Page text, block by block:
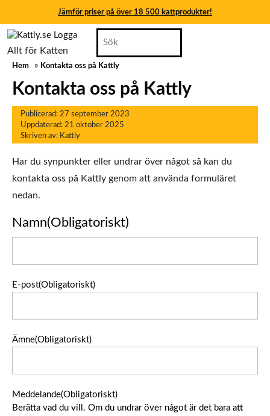
Jämför priser på över 18 500 kattprodukter!
Jämför priser på över 18 500 kattprodukter!
Jämför priser på över 18 500 kattprodukter!
Jämför priser på över 18 500 kattprodukter!
Jämför priser på över 18 500 kattprodukter!
Jämför priser på över 18 500 kattprodukter!
Skip
content
Allt för Katten
for:
Hem » Kontakta oss på Kattly
Kontakta oss på Kattly
Publicerad: 27 september 2023
Uppdaterad: 21 oktober 2025
Skriven av: KattlyKattly
Har du synpunkter eller undrar över något så kan du
kontakta oss på Kattly genom att använda formuläret
nedan.
Namn(Obligatoriskt)
Namn
E-post(Obligatoriskt)
Ämne(Obligatoriskt)
Meddelande(Obligatoriskt)
Berätta vad du vill. Om du undrar över något är det bara att